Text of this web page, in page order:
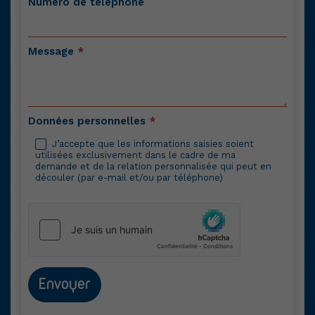
Message *
Données personnelles *
J’accepte que les informations saisies soient
utilisées exclusivement dans le cadre de ma
demande et de la relation personnalisée qui peut en
découler (par e-mail et/ou par téléphone)
Envoyer